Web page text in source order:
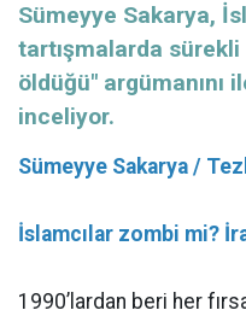
Sümeyye Sakarya,
tartışmalarda sürekli
öldüğü" argümanını
inceliyor.
Sümeyye Sakarya /
İslamcılar zombi mi?
1990’lardan beri her